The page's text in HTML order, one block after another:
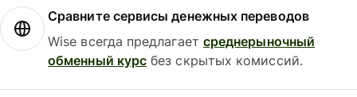
Сравните сервисы денежных переводов
Wise всегда предлагает среднерыночный
обменный курс без скрытых комиссий.